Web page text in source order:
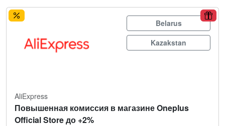
Belarus
Kazakstan
AliExpress
Повышенная комиссия в магазине Oneplus
Official Store до +2%